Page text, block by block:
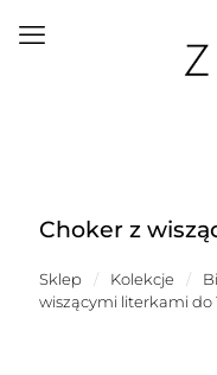
Choker z
Sklep / Kolekcje /
wiszącymi literkami do